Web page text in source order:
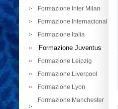
Formazione Inter Milan
Formazione Internacional
Formazione Italia
Formazione Juventus
Formazione Leipzig
Formazione Liverpool
Formazione Lyon
Formazione Manchester